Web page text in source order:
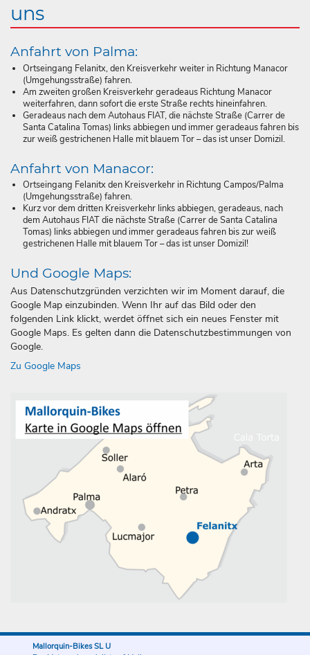
uns
Anfahrt von Palma:
Ortseingang Felanitx, den Kreisverkehr weiter in Richtung Manacor
(Umgehungsstraße) fahren.
Am zweiten großen Kreisverkehr geradeaus Richtung Manacor
weiterfahren, dann sofort die erste Straße rechts hineinfahren.
Geradeaus nach dem Autohaus FIAT, die nächste Straße (Carrer de
Santa Catalina Tomas) links abbiegen und immer geradeaus fahren bis
zur weiß gestrichenen Halle mit blauem Tor – das ist unser Domizil.
Anfahrt von Manacor:
Ortseingang Felanitx den Kreisverkehr in Richtung Campos/Palma
(Umgehungsstraße) fahren.
Kurz vor dem dritten Kreisverkehr links abbiegen, geradeaus, nach
dem Autohaus FIAT die nächste Straße (Carrer de Santa Catalina
Tomas) links abbiegen und immer geradeaus fahren bis zur weiß
gestrichenen Halle mit blauem Tor – das ist unser Domizil!
Und Google Maps:
Aus Datenschutzgründen verzichten wir im Moment darauf, die
Google Map einzubinden. Wenn Ihr auf das Bild oder den
folgenden Link klickt, werdet öffnet sich ein neues Fenster mit
Google Maps. Es gelten dann die Datenschutzbestimmungen von
Google.
Zu Google Maps
Mallorquin-Bikes SL U